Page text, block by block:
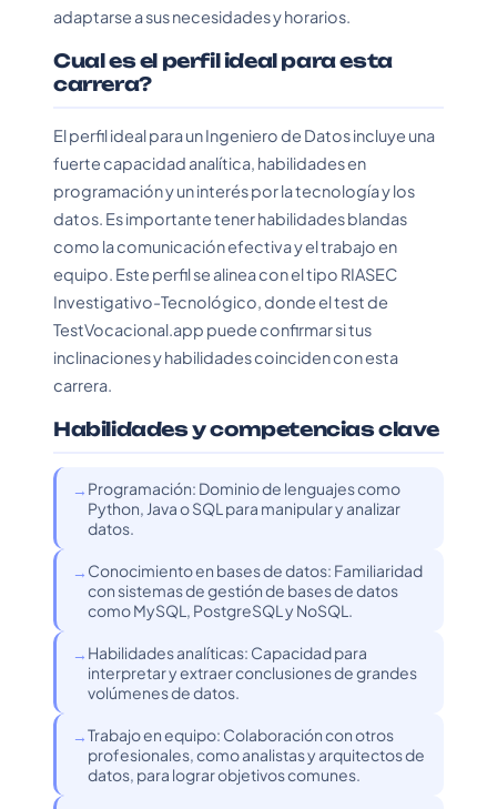
adaptarse a sus necesidades y horarios.
Cual es el perfil ideal para esta
carrera?
El perfil ideal para un Ingeniero de Datos incluye una
fuerte capacidad analítica, habilidades en
programación y un interés por la tecnología y los
datos. Es importante tener habilidades blandas
como la comunicación efectiva y el trabajo en
equipo. Este perfil se alinea con el tipo RIASEC
Investigativo-Tecnológico, donde el test de
TestVocacional.app puede confirmar si tus
inclinaciones y habilidades coinciden con esta
carrera.
Habilidades y competencias clave
Programación: Dominio de lenguajes como
Python, Java o SQL para manipular y analizar
datos.
Conocimiento en bases de datos: Familiaridad
con sistemas de gestión de bases de datos
como MySQL, PostgreSQL y NoSQL.
Habilidades analíticas: Capacidad para
interpretar y extraer conclusiones de grandes
volúmenes de datos.
Trabajo en equipo: Colaboración con otros
profesionales, como analistas y arquitectos de
datos, para lograr objetivos comunes.